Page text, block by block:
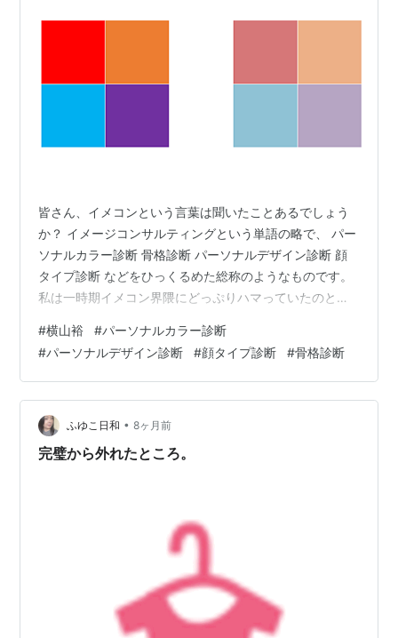
皆さん、イメコンという言葉は聞いたことあるでしょう
か？ イメージコンサルティングという単語の略で、 パー
ソナルカラー診断 骨格診断 パーソナルデザイン診断 顔
タイプ診断 などをひっくるめた総称のようなものです。
私は一時期イメコン界隈にどっぷりハマっていたのと、
イメコンを分析するのが趣味です。 いや、もはや意識す
ることなく息をするように分析してしまっているので、
趣味というより生態かもしれません。 というわけで、せ
っかくなので私が今までに身につけた知識と共に、イメ
コンの診断手法をいくつか使って、横山さんに似合うデ
ザインとは何か？というものを考えて…
#横山裕 #パーソナルカラー診断
#パーソナルデザイン診断 #顔タイプ診断 #骨格診断
ふゆこ日和 • 8ヶ月前
完璧から外れたところ。